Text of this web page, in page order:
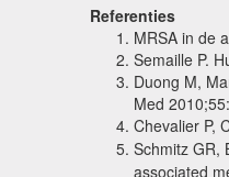
Referenties
MRSA in de
Semaille P.
Duong M,
Med
Chevalier P,
Schmitz GR,
associated